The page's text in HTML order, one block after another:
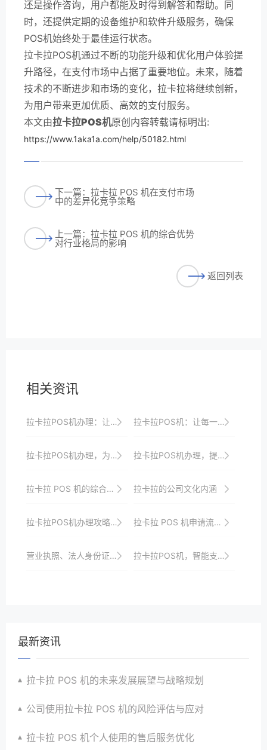
还是操作咨询，用户都能及时得到解答和帮助。同
时，还提供定期的设备维护和软件升级服务，确保
POS机始终处于最佳运行状态。
拉卡拉POS机通过不断的功能升级和优化用户体验提
升路径，在支付市场中占据了重要地位。未来，随着
技术的不断进步和市场的变化，拉卡拉将继续创新，
为用户带来更加优质、高效的支付服务。
本文由拉卡拉POS机原创内容转载请标明出:
https://www.1aka1a.com/help/50182.html
下一篇：拉卡拉 POS 机在支付市场
中的差异化竞争策略
上一篇：拉卡拉 POS 机的综合优势
对行业格局的影响
返回列表
相关资讯
拉卡拉POS机办理：让支付更加简单便捷 拉卡拉POS机：让每一分钱都花在刀刃上
拉卡拉POS机办理，为您的店铺赋予新活力 拉卡拉POS机办理，提升您的收款效率
拉卡拉 POS 机的综合服务体系与用户满意度 拉卡拉的公司文化内涵
拉卡拉POS机办理攻略：拓宽你的支付选择 拉卡拉 POS 机申请流程全知晓
营业执照、法人身份证……拉卡拉POS机申请资料详解 拉卡拉POS机，智能支付的领导者
最新资讯
拉卡拉 POS 机的未来发展展望与战略规划
公司使用拉卡拉 POS 机的风险评估与应对
拉卡拉 POS 机个人使用的售后服务优化